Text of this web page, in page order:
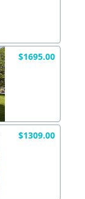
$1695.00
$1309.00